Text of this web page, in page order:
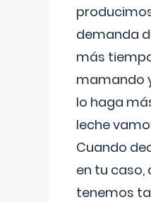
demanda
más
mamando
lo haga
leche
Cuando
en tu caso,
tenemos